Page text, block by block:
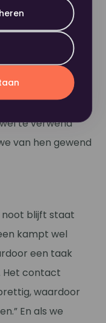
Toen we
werden de
Ondanks
met Nou
lang geduurd.
te verwend
van hen gewend
noot blijft staat
kampt wel
een taak
Het contact
waardoor
En als we